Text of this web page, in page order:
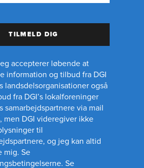
TILMELD DIG
accepterer løbende at
information og tilbud fra DGI
landsdelsorganisationer også
fra DGI’s lokalforeninger
samarbejdspartnere via mail
men DGI videregiver ikke
til
og jeg kan altid
mig. Se
Se